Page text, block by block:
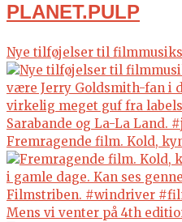
PLANET.PULP
Nye tilføjelser til
Fremragende film. Kold,
Mens vi venter på 4th